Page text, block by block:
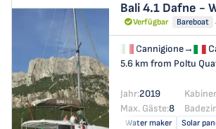
Bali 4.1 Dafne - Water
Verfügbar Bareboat
Cannigione→
5.6 km from Poltu
Jahr:2019
Max. Gäste:8
Water maker
Solar